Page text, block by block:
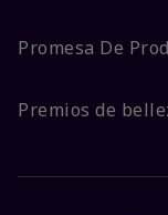
Promesa De
Premios de